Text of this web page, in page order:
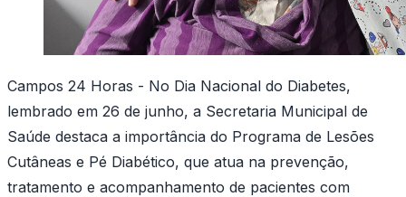
Campos 24 Horas - No Dia Nacional do Diabetes,
lembrado em 26 de junho, a Secretaria Municipal de
Saúde destaca a importância do Programa de Lesões
Cutâneas e Pé Diabético, que atua na prevenção,
tratamento e acompanhamento de pacientes com